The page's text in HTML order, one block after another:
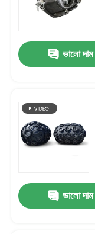
ভালো দাম
ভালো দাম